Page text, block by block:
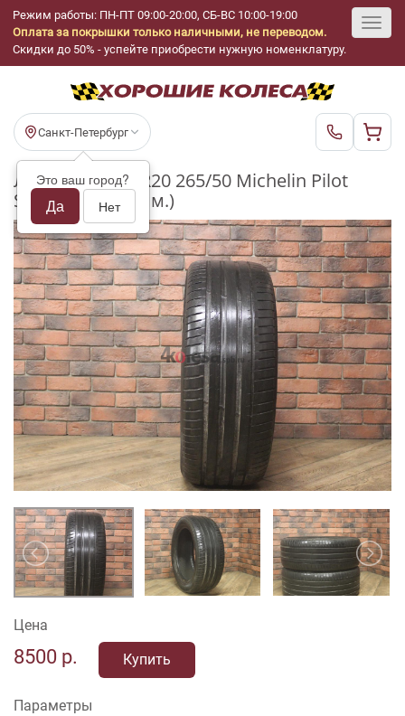
Режим работы: ПН-ПТ 09:00-20:00, СБ-ВС 10:00-19:00
Оплата за покрышки только наличными, не переводом.
Скидки до 50% - успейте приобрести нужную номенклатуру.
Санкт-Петербург
Это ваш город?
Да Нет
Летние шины R20 265/50 Michelin Pilot
Sport 4 бу (3-4 мм.)
Цена
8500 р. Купить
Параметры